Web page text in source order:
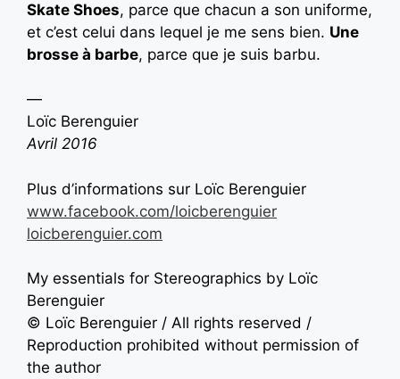
Skate Shoes, parce que chacun a son uniforme,
et c’est celui dans lequel je me sens bien. Une
brosse à barbe, parce que je suis barbu.
—
Loïc Berenguier
Avril 2016
Plus d’informations sur Loïc Berenguier
www.facebook.com/loicberenguier
loicberenguier.com
My essentials for Stereographics by Loïc
Berenguier
© Loïc Berenguier / All rights reserved /
Reproduction prohibited without permission of
the author